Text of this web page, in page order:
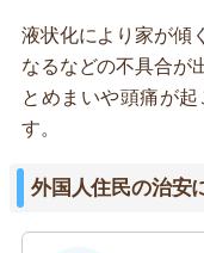
液状化により家が傾
なるなどの不具合が
とめまいや頭痛が
す。
外国人住民の治安